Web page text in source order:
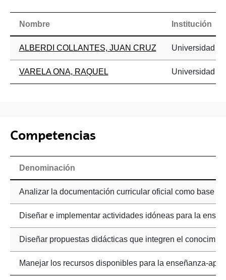
Nombre Institución
ALBERDI COLLANTES, JUAN CRUZ Universidad
VARELA ONA, RAQUEL Universidad
Competencias
Denominación
Analizar la documentación curricular oficial como base
Diseñar e implementar actividades idóneas para la
Diseñar propuestas didácticas que integren el
Manejar los recursos disponibles para la enseñanza-